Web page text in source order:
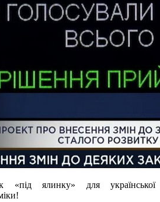
«під ялинку» для української